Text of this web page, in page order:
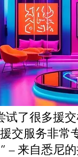
试了很多援
交服务非常
– 来自悉尼